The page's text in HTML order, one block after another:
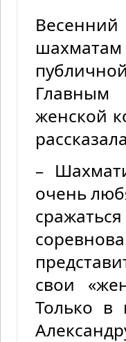
шахматам
Главным
женской
–
очень
свои
Только в